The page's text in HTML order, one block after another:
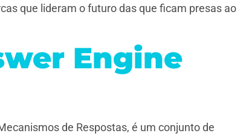
que lideram o futuro das que ficam presas ao
Engine
de Respostas, é um conjunto de